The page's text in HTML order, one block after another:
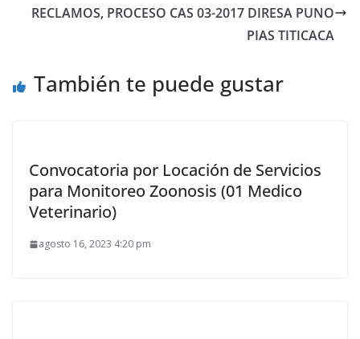
RECLAMOS, PROCESO CAS 03-2017 DIRESA PUNO
PIAS TITICACA
También te puede gustar
Convocatoria por Locación de Servicios
para Monitoreo Zoonosis (01 Medico
Veterinario)
agosto 16, 2023 4:20 pm